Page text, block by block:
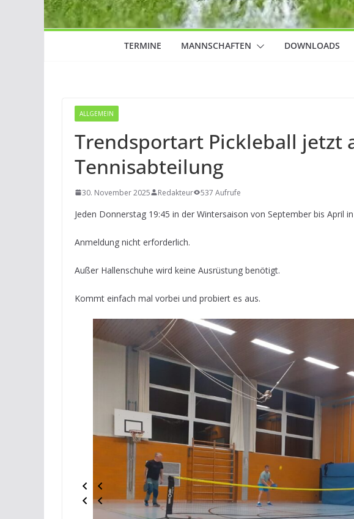
TERMINE MANNSCHAFTEN DOWNLOADS
ALLGEMEIN
Trendsportart Pickleball jetzt
Tennisabteilung
30. November 2025 Redakteur 537 Aufrufe
Jeden Donnerstag 19:45 in der Wintersaison von September bis April
Anmeldung nicht erforderlich.
Außer Hallenschuhe wird keine Ausrüstung benötigt.
Kommt einfach mal vorbei und probiert es aus.